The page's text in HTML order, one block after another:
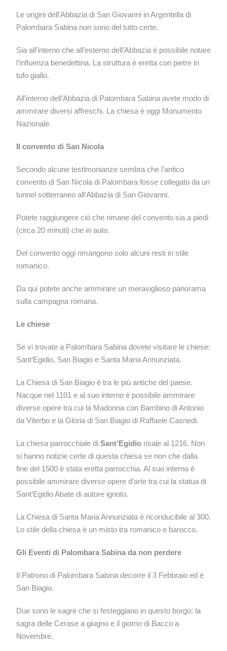
Le origini dell’Abbazia di San Giovanni in Argentella di
Palombara Sabina non sono del tutto certe.
Sia all’interno che all’esterno dell’Abbazia è possibile notare
l’influenza benedettina. La struttura è eretta con pietre in
tufo giallo.
All’interno dell’Abbazia di Palombara Sabina avete modo di
ammirare diversi affreschi. La chiesa è oggi Monumento
Nazionale.
Il convento di San Nicola
Secondo alcune testimonianze sembra che l’antico
convento di San Nicola di Palombara fosse collegato da un
tunnel sotterraneo all’Abbazia di San Giovanni.
Potete raggiungere ciò che rimane del convento sia a piedi
(circa 20 minuti) che in auto.
Del convento oggi rimangono solo alcuni resti in stile
romanico.
Da qui potete anche ammirare un meraviglioso panorama
sulla campagna romana.
Le chiese
Se vi trovate a Palombara Sabina dovete visitare le chiese:
Sant’Egidio, San Biagio e Santa Maria Annunziata.
La Chiesa di San Biagio è tra le più antiche del paese.
Nacque nel 1101 e al suo interno è possibile ammirare
diverse opere tra cui la Madonna con Bambino di Antonio
da Viterbo e la Gloria di San Biagio di Raffaele Casnedi.
La chiesa parrocchiale di Sant’Egidio risale al 1216. Non
si hanno notizie certe di questa chiesa se non che dalla
fine del 1500 è stata eretta parrocchia. Al suo interno è
possibile ammirare diverse opere d’arte tra cui la statua di
Sant’Egidio Abate di autore ignoto.
La Chiesa di Santa Maria Annunziata è riconducibile al 300.
Lo stile della chiesa è un misto tra romanico e barocco.
Gli Eventi di PalombaraSabinada non perdere
Il Patrono di Palombara Sabina decorre il 3 Febbraio ed è
San Biagio.
Due sono le sagre che si festeggiano in questo borgo: la
sagra delle Cerase a giugno e il giorno di Bacco a
Novembre.